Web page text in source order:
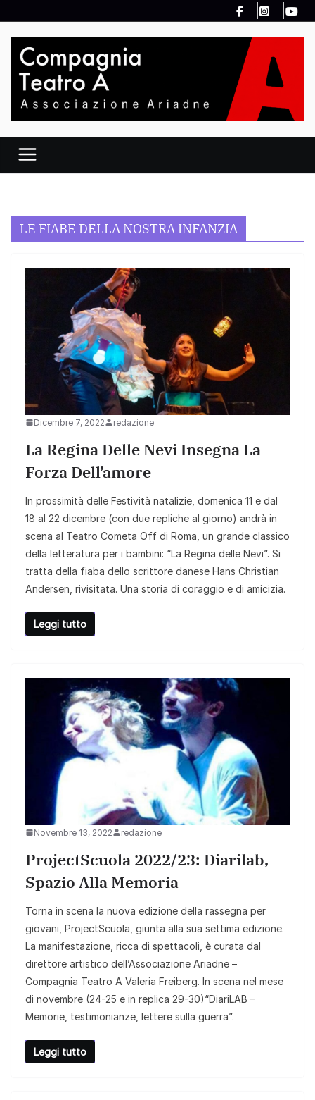
al
LE FIABE DELLA NOSTRA INFANZIA
Dicembre 7, 2022 redazione
La Regina Delle Nevi Insegna La
Forza Dell’amore
In prossimità delle Festività natalizie, domenica 11 e dal
18 al 22 dicembre (con due repliche al giorno) andrà in
scena al Teatro Cometa Off di Roma, un grande classico
della letteratura per i bambini: “La Regina delle Nevi”. Si
tratta della fiaba dello scrittore danese Hans Christian
Andersen, rivisitata. Una storia di coraggio e di amicizia.
Leggi tutto
Novembre 13, 2022 redazione
ProjectScuola 2022/23: Diarilab,
Spazio Alla Memoria
Torna in scena la nuova edizione della rassegna per
giovani, ProjectScuola, giunta alla sua settima edizione.
La manifestazione, ricca di spettacoli, è curata dal
direttore artistico dell’Associazione Ariadne –
Compagnia Teatro A Valeria Freiberg. In scena nel mese
di novembre (24-25 e in replica 29-30)“DiariLAB –
Memorie, testimonianze, lettere sulla guerra”.
Leggi tutto